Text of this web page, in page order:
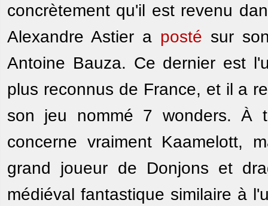
concrètement qu'il est revenu
Alexandre Astier a posté sur
Antoine Bauza. Ce dernier est
plus reconnus de France, et il a
son jeu nommé 7 wonders. À
concerne vraiment Kaamelott,
grand joueur de Donjons et
médiéval fantastique similaire à